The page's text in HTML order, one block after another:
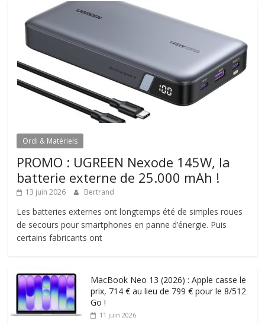
Ordi & Matériels
PROMO : UGREEN Nexode 145W, la
batterie externe de 25.000 mAh !
13 juin 2026 Bertrand
Les batteries externes ont longtemps été de simples roues
de secours pour smartphones en panne d’énergie. Puis
certains fabricants ont
MacBook Neo 13 (2026) : Apple casse le
prix, 714 € au lieu de 799 € pour le 8/512
Go !
11 juin 2026